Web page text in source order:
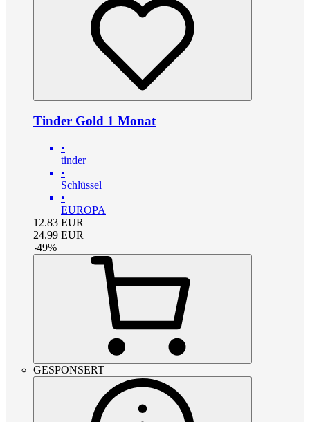
Tinder Gold 1 Monat
•
tinder
•
Schlüssel
•
EUROPA
12.83 EUR
24.99 EUR
-49%
GESPONSERT